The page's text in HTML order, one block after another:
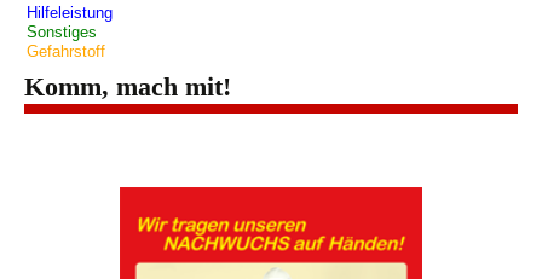
Hilfeleistung
Sonstiges
Gefahrstoff
Komm, mach mit!